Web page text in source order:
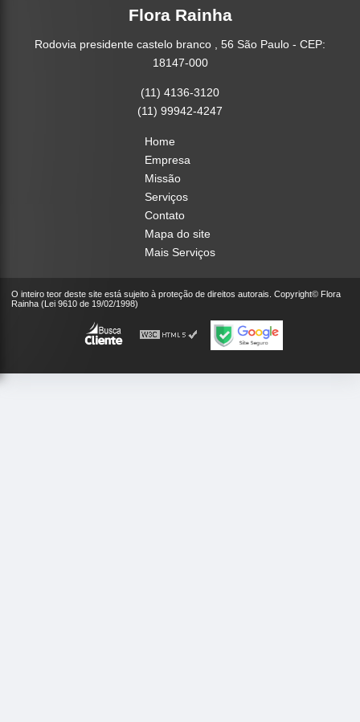
Flora Rainha
Rodovia presidente castelo branco , 56 São Paulo - CEP:
18147-000
(11) 4136-3120
(11) 99942-4247
Home
Empresa
Missão
Serviços
Contato
Mapa do site
Mais Serviços
O inteiro teor deste site está sujeito à proteção de direitos autorais. Copyright© Flora
Rainha (Lei 9610 de 19/02/1998)